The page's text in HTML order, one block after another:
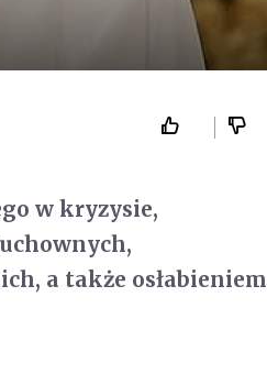
w kryzysie,
a także osłabieniem